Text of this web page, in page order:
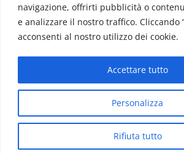
navigazione, offrirti pubblicità o
e analizzare il nostro traffico. Cliccando
acconsenti al nostro utilizzo dei cookie.
Personalizza
Rifiuta tutto
Accettare tutto
Redazione:
Direttore:
Info & Commerciale:
Home News Vivere la città
Il Blog del Direttore
Copyright © All rights reserved.
themes.